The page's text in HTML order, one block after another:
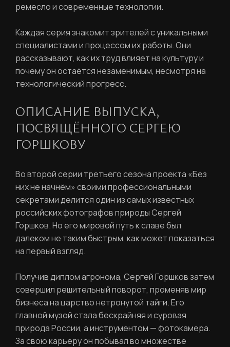
ремесло и современные технологии.
Каждая серия знакомит зрителей с уникальными
специалистами и процессом их работы. Они
рассказывают, как их труд влияет на культуру и
почему он остаётся незаменимым, несмотря на
технологический прогресс.
ОПИСАНИЕ ВЫПУСКА,
ПОСВЯЩЁННОГО СЕРГЕЮ
ГОРШКОВУ
Во второй серии третьего сезона проекта «Без
них не начнём» своими профессиональными
секретами делится один из самых известных
российских фотографов природы Сергей
Горшков. Но его мировой путь к славе был
далеком не таким быстрым, как может показаться
на первый взгляд.
Получив диплом агронома, Сергей Горшков затем
совершил решительный поворот, променяв мир
бизнеса на царство нетронутой тайги. Его
главной музой стала бескрайняя и суровая
природа России, а инструментом — фотокамера.
За свою карьеру он побывал во множестве
РЕГИСТРАЦИЯ